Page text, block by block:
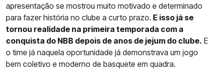
apresentação se mostrou muito motivado e determinado
para fazer história no clube a curto prazo. E isso já se
tornou realidade na primeira temporada com a
conquista do NBB depois de anos de jejum do clube. E
o time já naquela oportunidade já demonstrava um jogo
bem coletivo e moderno de basquete em quadra.